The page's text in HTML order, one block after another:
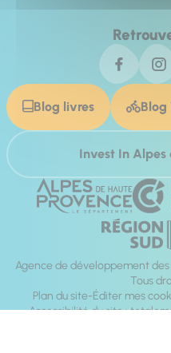
Blog livres Blog
Invest In Alpes
Agence de développement
Tous
Plan du site Éditer mes
Accessibilité du site :